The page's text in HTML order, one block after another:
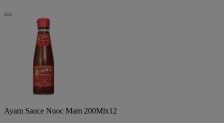
Ayam Sauce Nuoc Mam 200Mlx12